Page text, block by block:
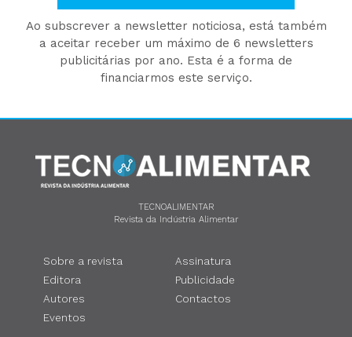
Ao subscrever a newsletter noticiosa, está também
a aceitar receber um máximo de 6 newsletters
publicitárias por ano. Esta é a forma de
financiarmos este serviço.
TECNOALIMENTAR
Revista da Indústria Alimentar
Sobre a revista
Editora
Autores
Eventos
Assinatura
Publicidade
Contactos